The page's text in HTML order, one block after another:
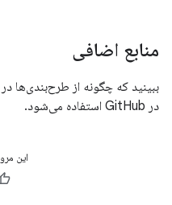
منابع اضافی
ببینید که چگونه از طرح‌بندی‌ها در
در GitHub استفاده می‌شود.
این